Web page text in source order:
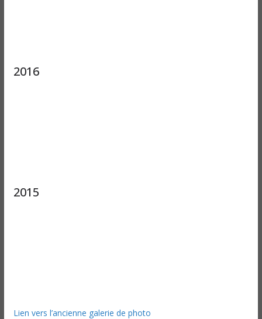
2016
2015
Lien vers l’ancienne galerie de photo